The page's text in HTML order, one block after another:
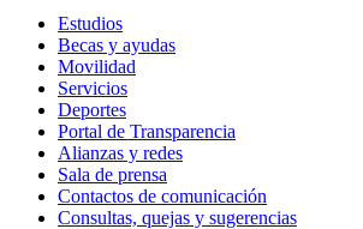
Estudios
Becas y ayudas
Movilidad
Servicios
Deportes
Portal de Transparencia
Alianzas y redes
Sala de prensa
Contactos de comunicación
Consultas, quejas y sugerencias